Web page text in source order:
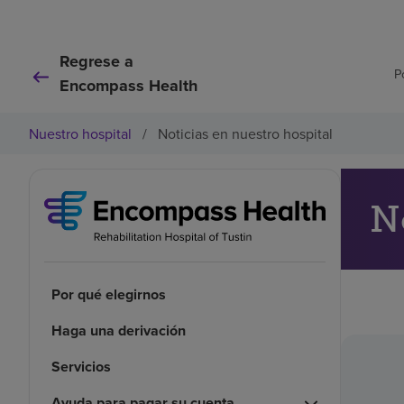
Regrese a
Encompass Health
Nuestro hospital / Noticias en nuestro hospital
Por qué elegirnos
Haga una derivación
Servicios